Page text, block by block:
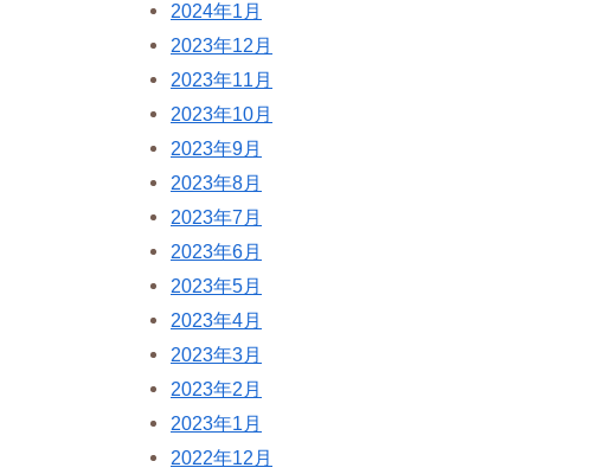
2024年1月
2023年12月
2023年11月
2023年10月
2023年9月
2023年8月
2023年7月
2023年6月
2023年5月
2023年4月
2023年3月
2023年2月
2023年1月
2022年12月